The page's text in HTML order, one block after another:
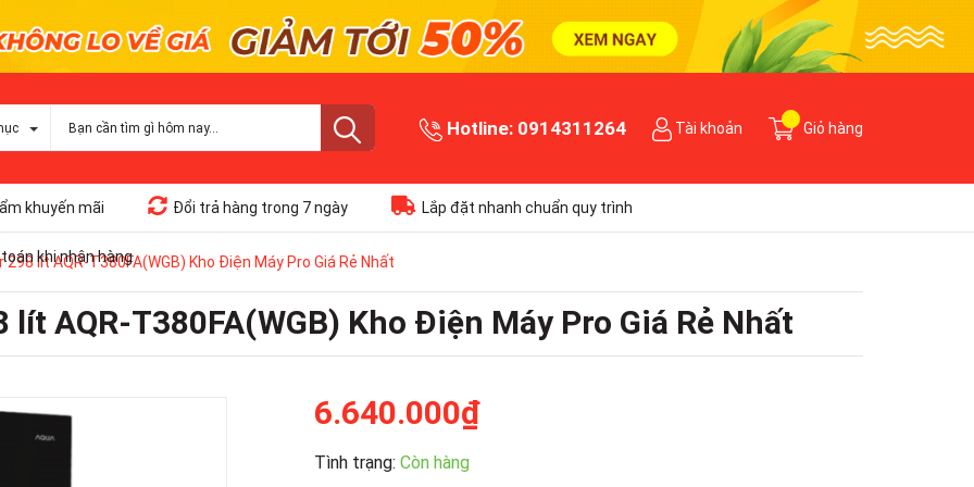
Hotline: 0914311264 Tài khoản Giỏ hàng
khuyến mãi Đổi trả hàng trong 7 ngày Lắp đặt nhanh chuẩn quy trình
khi nhận hàng
lít AQR-T380FA(WGB) Kho Điện Máy Pro Giá Rẻ Nhất
AQR-T380FA(WGB) Kho Điện Máy Pro Giá Rẻ Nhất
6.640.000₫
Tình trạng: Còn hàng